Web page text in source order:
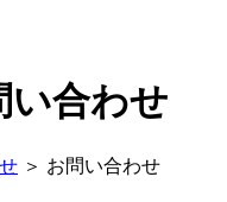
い合わせ
＞ お問い合わせ